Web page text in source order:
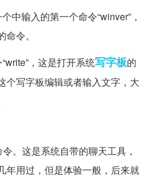
中输入的第一个命令“winver”，
令。
，这是打开系统写字板的
个写字板编辑或者输入文字，大
。这是系统自带的聊天工具，
年用过，但是体验一般，后来就